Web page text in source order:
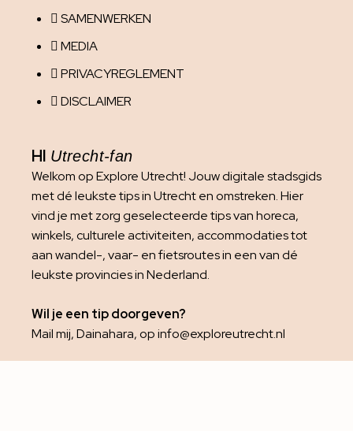
SAMENWERKEN
MEDIA
PRIVACYREGLEMENT
DISCLAIMER
HI Utrecht-fan
Welkom op Explore Utrecht! Jouw digitale stadsgids
met dé leukste tips in Utrecht en omstreken. Hier
vind je met zorg geselecteerde tips van horeca,
winkels, culturele activiteiten, accommodaties tot
aan wandel-, vaar- en fietsroutes in een van dé
leukste provincies in Nederland.
Wil je een tip doorgeven?
Mail mij, Dainahara, op info@exploreutrecht.nl